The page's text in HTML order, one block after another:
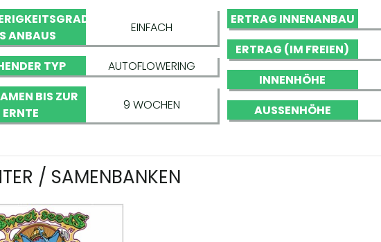
ANBAUS
EINFACH
TYP
AUTOFLOWERING
BIS ZUR
ERNTE
9 WOCHEN
ERTRAG INNENANBAU
ERTRAG (IM FREIEN)
INNENHÖHE
AUSSENHÖHE
/ SAMENBANKEN